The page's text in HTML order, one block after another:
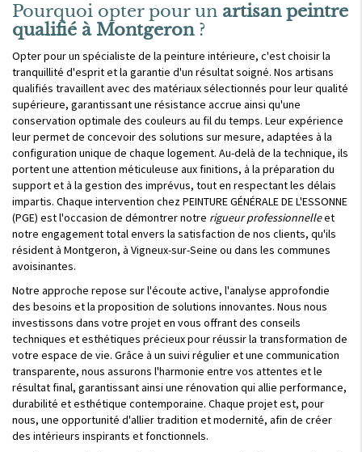
Pourquoi opter pour un artisan peintre
qualifié à Montgeron?
Opter pour un spécialiste de la peinture intérieure, c'est choisir la
tranquillité d'esprit et la garantie d'un résultat soigné. Nos artisans
qualifiés travaillent avec des matériaux sélectionnés pour leur qualité
supérieure, garantissant une résistance accrue ainsi qu'une
conservation optimale des couleurs au fil du temps. Leur expérience
leur permet de concevoir des solutions sur mesure, adaptées à la
configuration unique de chaque logement. Au-delà de la technique, ils
portent une attention méticuleuse aux finitions, à la préparation du
support et à la gestion des imprévus, tout en respectant les délais
impartis. Chaque intervention chez PEINTURE GÉNÉRALE DE L'ESSONNE
(PGE) est l'occasion de démontrer notre rigueur professionnelleet
notre engagement total envers la satisfaction de nos clients, qu'ils
résident à Montgeron, à Vigneux-sur-Seine ou dans les communes
avoisinantes.
Notre approche repose sur l'écoute active, l'analyse approfondie
des besoins et la proposition de solutions innovantes. Nous nous
investissons dans votre projet en vous offrant des conseils
techniques et esthétiques précieux pour réussir la transformation de
votre espace de vie. Grâce à un suivi régulier et une communication
transparente, nous assurons l'harmonie entre vos attentes et le
résultat final, garantissant ainsi une rénovation qui allie performance,
durabilité et esthétique contemporaine. Chaque projet est, pour
nous, une opportunité d'allier tradition et modernité, afin de créer
des intérieurs inspirants et fonctionnels.